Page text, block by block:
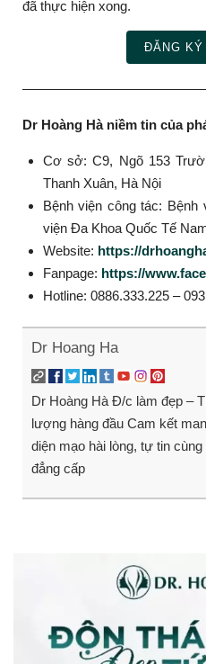
đã thực hiện xong.
ĐĂNG KÝ
Dr Hoàng Hà niềm tin của
Cơ sở: C9, Ngõ 153
Thanh Xuân, Hà Nội
Bệnh viện công tác:
viện Đa Khoa Quốc Tế
Website: https://
Fanpage: https://
Hotline: 0886.333.225 –
Dr Hoang Ha
Dr Hoàng Hà Đ/c làm đẹp –
lượng hàng đầu Cam kết
diện mạo hài lòng, tự tin
đẳng cấp